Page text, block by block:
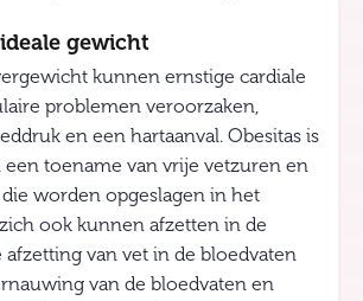
gewicht
kunnen ernstige cardiale
problemen veroorzaken,
en een hartaanval. Obesitas is
een toename van vrije vetzuren en
worden opgeslagen in het
ook kunnen afzetten in de
afzetting van vet in de bloedvaten
van de bloedvaten en